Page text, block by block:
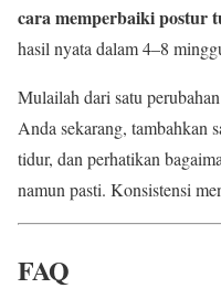
cara memperbaiki postur
hasil nyata dalam 4–8
Mulailah dari satu
Anda sekarang, tambahkan
tidur, dan perhatikan
namun pasti. Konsistensi
FAQ